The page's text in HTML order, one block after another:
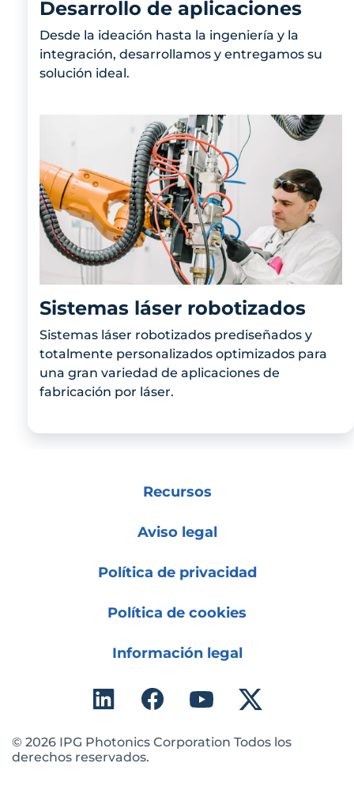
Desarrollo de aplicaciones
Desde la ideación hasta la ingeniería y la
integración, desarrollamos y entregamos su
solución ideal.
Sistemas láser robotizados
Sistemas láser robotizados prediseñados y
totalmente personalizados optimizados para
una gran variedad de aplicaciones de
fabricación por láser.
Recursos
Aviso legal
Política de privacidad
Política de cookies
Información legal
© 2026 IPG Photonics Corporation Todos los
derechos reservados.